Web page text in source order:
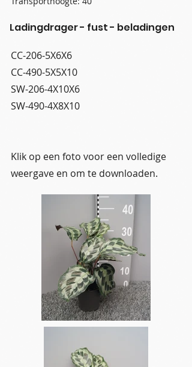
Ladingdrager - fust - beladingen
CC-206-5X6X6
CC-490-5X5X10
SW-206-4X10X6
SW-490-4X8X10
Klik op een foto voor een volledige
weergave en om te downloaden.